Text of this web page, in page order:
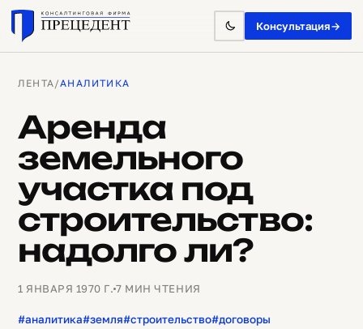
Консультация→
ЛЕНТА/АНАЛИТИКА
Аренда
земельного
участка под
строительство:
надолго ли?
1 ЯНВАРЯ 1970 Г.7 МИН ЧТЕНИЯ
#аналитика#земля#строительство#договоры